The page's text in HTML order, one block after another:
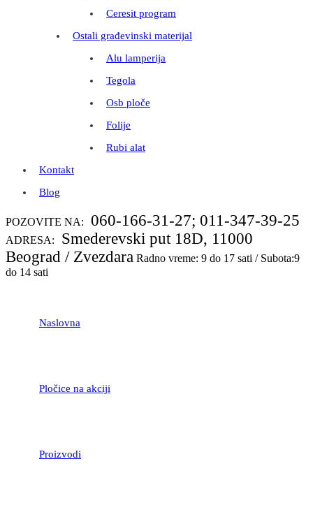
Ceresit program
Ostali građevinski materijal
Alu lamperija
Tegola
Osb ploče
Folije
Rubi alat
Kontakt
Blog
POZOVITE NA: 060-166-31-27; 011-347-39-25
ADRESA:
Smederevski put 18D, 11000
Beograd / Zvezdara Radno vreme: 9 do 17 sati / Subota:9
do 14 sati
Naslovna
Pločice na akciji
Proizvodi